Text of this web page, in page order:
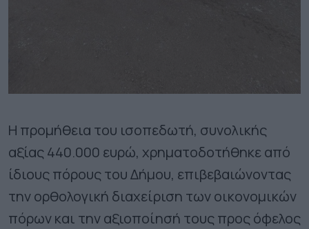
Η προμήθεια του ισοπεδωτή, συνολικής
αξίας 440.000 ευρώ, χρηματοδοτήθηκε από
ίδιους πόρους του Δήμου, επιβεβαιώνοντας
την ορθολογική διαχείριση των οικονομικών
πόρων και την αξιοποίησή τους προς όφελος